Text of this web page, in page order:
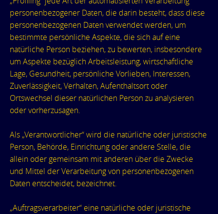
personenbezogener Daten, die darin besteht, dass diese
personenbezogenen Daten verwendet werden, um
bestimmte persönliche Aspekte, die sich auf eine
natürliche Person beziehen, zu bewerten, insbesondere
um Aspekte bezüglich Arbeitsleistung, wirtschaftliche
Lage, Gesundheit, persönliche Vorlieben, Interessen,
Zuverlässigkeit, Verhalten, Aufenthaltsort oder
Ortswechsel dieser natürlichen Person zu analysieren
oder vorherzusagen.
Als „Verantwortlicher“ wird die natürliche oder juristische
Person, Behörde, Einrichtung oder andere Stelle, die
allein oder gemeinsam mit anderen über die Zwecke
und Mittel der Verarbeitung von personenbezogenen
Daten entscheidet, bezeichnet.
„Auftragsverarbeiter“ eine natürliche oder juristische